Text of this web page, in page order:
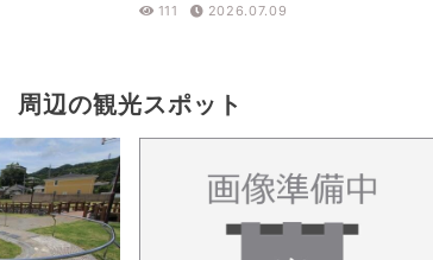
111
2026.07.09
周辺の観光スポット